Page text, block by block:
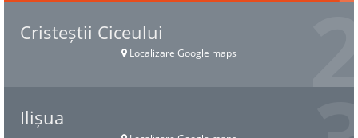
Cristeștii Ciceului
Localizare Google maps
Ilișua